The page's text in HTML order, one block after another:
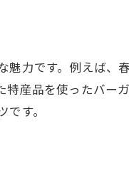
バーガー
つ持ち帰り術
決め手になる理由
ポイント
力です。例えば、
産品を使ったバー
す。